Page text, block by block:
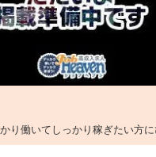
り働いてしっかり稼ぎたい方